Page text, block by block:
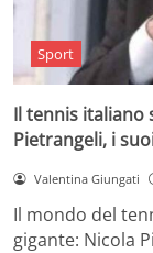
Sport
Il tennis italiano
Pietrangeli, i
Valentina Giungati
Il mondo del
gigante: Nicola